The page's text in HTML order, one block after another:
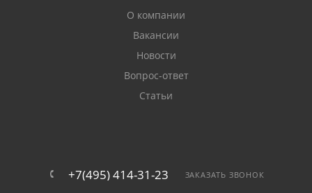
О компании
Вакансии
Новости
Вопрос-ответ
Статьи
+7(495) 414-31-23 ЗАКАЗАТЬ ЗВОНОК